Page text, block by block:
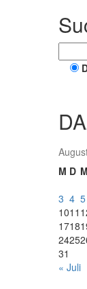
M D M
3 4 5
1011
1718
2425
31
« Juli